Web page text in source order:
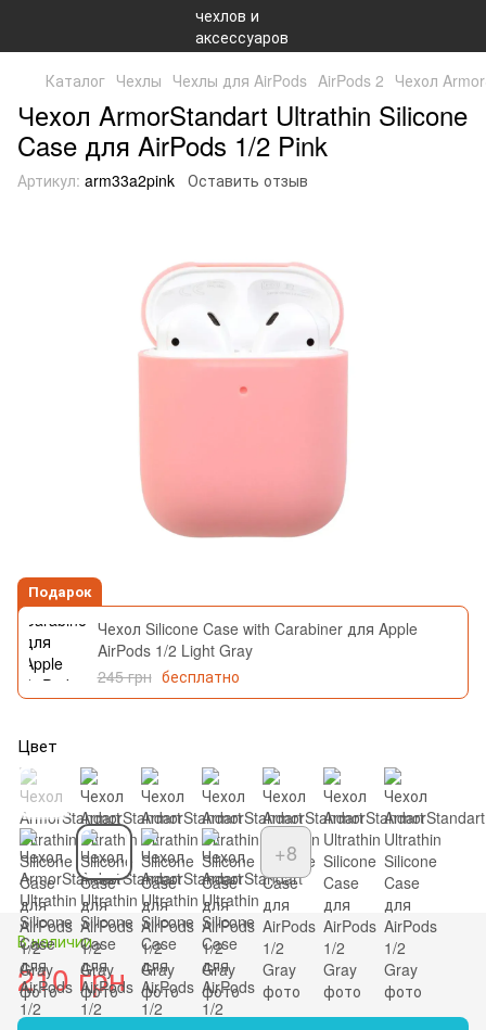
Каталог Чехлы Чехлы для AirPods AirPods 2 Чехол
Чехол ArmorStandart Ultrathin Silicone
Case для AirPods 1/2 Pink
Артикул: arm33a2pink Оставить отзыв
Подарок
Чехол Silicone Case with Carabiner для Apple
AirPods 1/2 Light Gray
245 грн бесплатно
Цвет
+8
В наличии
210 грн